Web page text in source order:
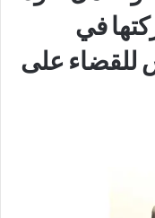
في
للقضاء على